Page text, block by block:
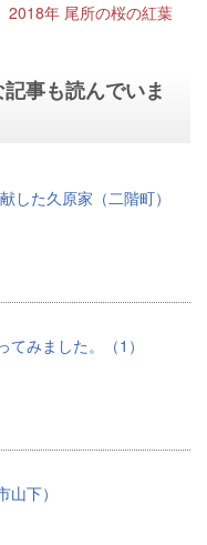
2018年 尾所の桜の紅葉
事も読んでいま
した久原家（二階町）
てみました。（1）
下）